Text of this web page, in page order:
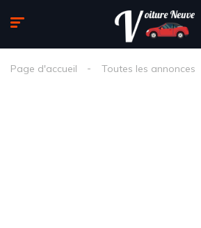
Page d'accueil Toutes les annonces